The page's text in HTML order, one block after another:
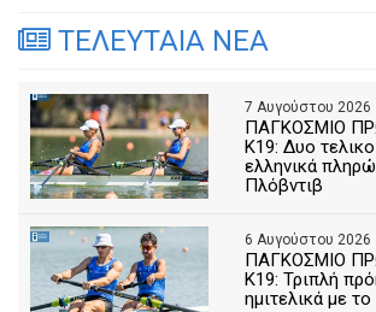
ΤΕΛΕΥΤΑΙΑ ΝΕΑ
7 Αυγούστου 2026
ΠΑΓΚΟΣΜΙΟ
Κ19: Δυο
ελληνικά
Πλόβντιβ
6 Αυγούστου 2026
ΠΑΓΚΟΣΜΙΟ
Κ19: Τριπλή
ημιτελικά με